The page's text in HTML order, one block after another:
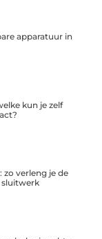
apparatuur in
kun je zelf
verleng je de
sluitwerk